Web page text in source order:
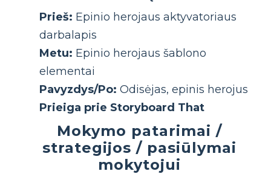
Prieš: Epinio herojaus aktyvatoriaus
darbalapis
Metu: Epinio herojaus šablono
elementai
Pavyzdys/Po: Odisėjas, epinis herojus
Prieiga prie Storyboard That
Mokymo patarimai /
strategijos / pasiūlymai
mokytojui